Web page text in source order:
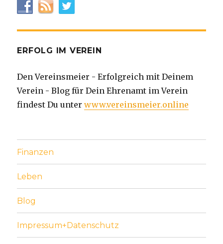
ERFOLG IM VEREIN
Den Vereinsmeier - Erfolgreich mit Deinem
Verein - Blog für Dein Ehrenamt im Verein
findest Du unterwww.vereinsmeier.online
Finanzen
Leben
Blog
Impressum+Datenschutz